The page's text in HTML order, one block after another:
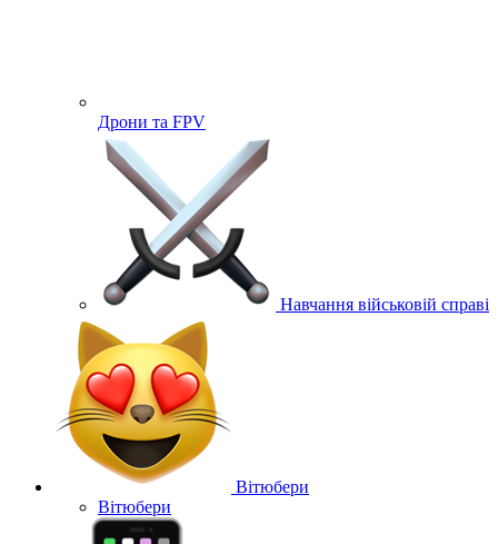
Дрони та FPV
Навчання військовій справі
Вітюбери
Вітюбери